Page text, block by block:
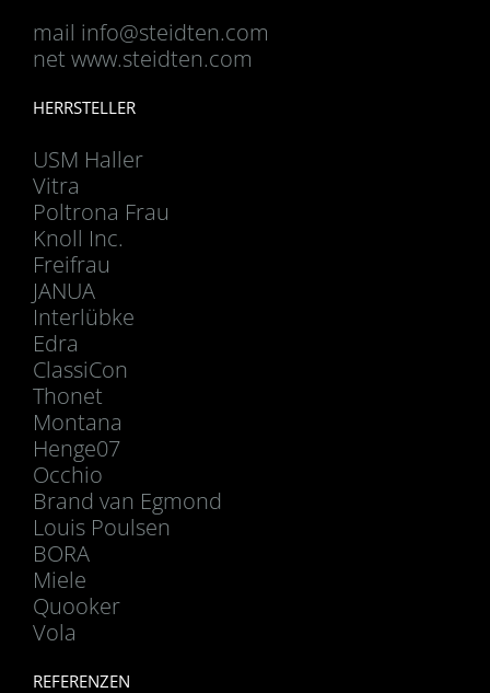
mail info@steidten.com
net www.steidten.com
HERRSTELLER
USM Haller
Vitra
Poltrona Frau
Knoll Inc.
Freifrau
JANUA
Interlübke
Edra
ClassiCon
Thonet
Montana
Henge07
Occhio
Brand van Egmond
Louis Poulsen
BORA
Miele
Quooker
Vola
REFERENZEN